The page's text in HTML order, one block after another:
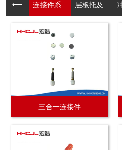
连接件系... 层板托及...
三合一连接件